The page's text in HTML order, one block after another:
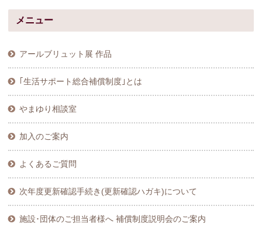
メニュー
アールブリュット展 作品
｢生活サポート総合補償制度｣とは
やまゆり相談室
加入のご案内
よくあるご質問
次年度更新確認手続き(更新確認ハガキ)について
施設･団体のご担当者様へ 補償制度説明会のご案内